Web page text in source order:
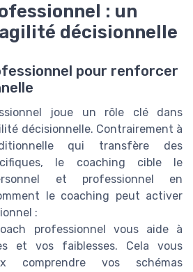
: un
décisionnelle
pour renforcer
joue un rôle clé dans
décisionnelle. Contrairement à
qui transfère des
le coaching cible le
et professionnel en
le coaching peut activer
:
professionnel vous aide à
et vos faiblesses. Cela vous
comprendre vos schémas